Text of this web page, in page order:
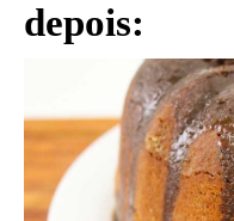
depois: